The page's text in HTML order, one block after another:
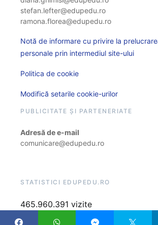
stefan.lefter@edupedu.ro
ramona.florea@edupedu.ro
Notă de informare cu privire la
personale prin intermediul site-ului
Politica de cookie
Modifică setarile cookie-urilor
PUBLICITATE ȘI PARTENERIATE
Adresă de e-mail
comunicare@edupedu.ro
STATISTICI EDUPEDU.RO
465.960.391 vizite